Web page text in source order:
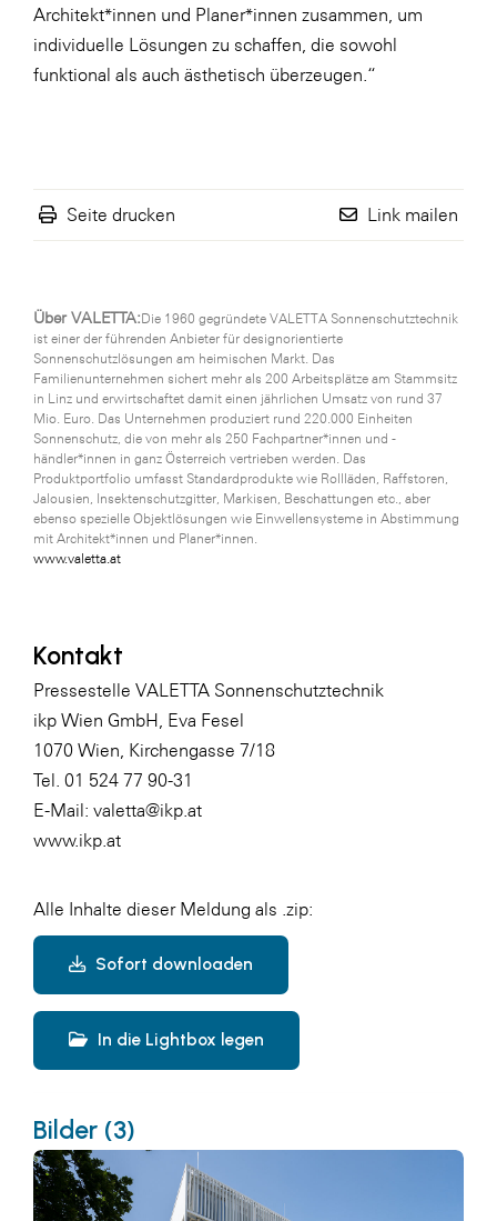
Architekt*innen und Planer*innen zusammen, um
individuelle Lösungen zu schaffen, die sowohl
funktional als auch ästhetisch überzeugen.“
Seite drucken Link mailen
Über VALETTA:Die 1960 gegründete VALETTA Sonnenschutztechnik
ist einer der führenden Anbieter für designorientierte
Sonnenschutzlösungen am heimischen Markt. Das
Familienunternehmen sichert mehr als 200 Arbeitsplätze am Stammsitz
in Linz und erwirtschaftet damit einen jährlichen Umsatz von rund 37
Mio. Euro. Das Unternehmen produziert rund 220.000 Einheiten
Sonnenschutz, die von mehr als 250 Fachpartner*innen und -
händler*innen in ganz Österreich vertrieben werden. Das
Produktportfolio umfasst Standardprodukte wie Rollläden, Raffstoren,
Jalousien, Insektenschutzgitter, Markisen, Beschattungen etc., aber
ebenso spezielle Objektlösungen wie Einwellensysteme in Abstimmung
mit Architekt*innen und Planer*innen.
www.valetta.at
Kontakt
Pressestelle VALETTA Sonnenschutztechnik
ikp Wien GmbH, Eva Fesel
1070 Wien, Kirchengasse 7/18
Tel. 01 524 77 90-31
E-Mail: valetta@ikp.at
www.ikp.at
Alle Inhalte dieser Meldung als .zip:
Sofort downloaden
In die Lightbox legen
Bilder (3)